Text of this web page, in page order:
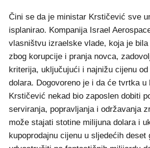
Čini se da je ministar Krstičević sve
isplanirao. Kompanija Israel
vlasništvu izraelske vlade, koja je bila
zbog korupcije i pranja novca,
kriterija, uključujući i najnižu cijenu od
dolara. Dogovoreno je i da će tvrtka u
Krstičević nekad bio zaposlen dobiti
serviranja, popravljanja i održavanja
može stajati stotine milijuna dolara i
kupoprodajnu cijenu u sljedećih deset